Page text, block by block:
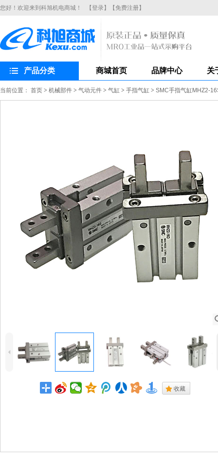
您好！欢迎来到科旭机电商城！ 【登录】 【免费注册】
产品分类 商城首页 品牌中心 关
当前位置： 首页 > 机械部件 > 气动元件 > 气缸 > 手指气缸 > SMC手指气缸MHZ2-
4
. 收藏